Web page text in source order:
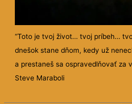
“Toto je tvoj život… tvoj príbeh…
dnešok stane dňom, kedy už
a prestaneš sa ospravedlňovať za
Steve Maraboli